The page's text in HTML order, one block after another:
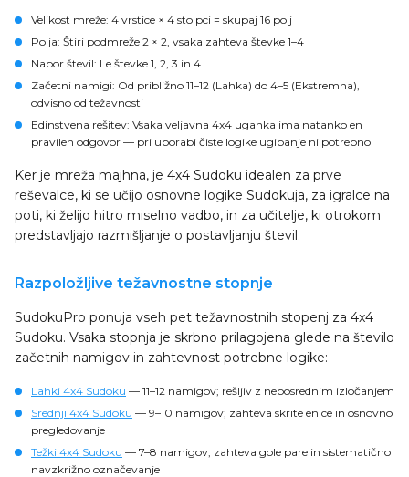
Velikost mreže: 4 vrstice × 4 stolpci = skupaj 16 polj
Polja: Štiri podmreže 2 × 2, vsaka zahteva števke 1–4
Nabor števil: Le števke 1, 2, 3 in 4
Začetni namigi: Od približno 11–12 (Lahka) do 4–5 (Ekstremna),
odvisno od težavnosti
Edinstvena rešitev: Vsaka veljavna 4x4 uganka ima natanko en
pravilen odgovor — pri uporabi čiste logike ugibanje ni potrebno
Ker je mreža majhna, je 4x4 Sudoku idealen za prve
reševalce, ki se učijo osnovne logike Sudokuja, za igralce na
poti, ki želijo hitro miselno vadbo, in za učitelje, ki otrokom
predstavljajo razmišljanje o postavljanju števil.
Razpoložljive težavnostne stopnje
SudokuPro ponuja vseh pet težavnostnih stopenj za 4x4
Sudoku. Vsaka stopnja je skrbno prilagojena glede na število
začetnih namigov in zahtevnost potrebne logike:
Lahki 4x4 Sudoku — 11–12 namigov; rešljiv z neposrednim izločanjem
Srednji 4x4 Sudoku — 9–10 namigov; zahteva skrite enice in osnovno
pregledovanje
Težki 4x4 Sudoku — 7–8 namigov; zahteva gole pare in sistematično
navzkrižno označevanje